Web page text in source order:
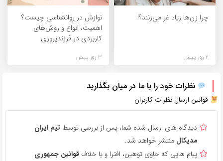
چرا زن‌ها زیاد غر می‌زنند؟!
2 روز پیش
نوازش در روانشناسی چیست؟
اهمیت، انواع و روش‌های
کاربردی در فرزندپروری
3 روز پیش
نظرات خود را با ما در میان بگذارید
قوانین ارسال نظرات کاربران
دیدگاه های ارسال شده شما، پس از بررسی توسط تیم ایران
مدیکال منتشر خواهد شد.
پیام هایی که حاوی توهین، افترا و یا خلاف قوانین جمهوری